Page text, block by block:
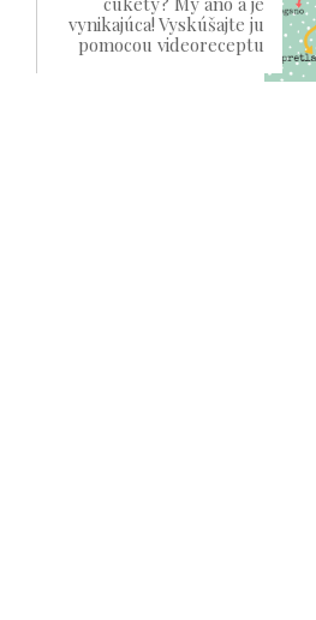
vynikajúca! Vyskúšajte ju
pomocou videoreceptu